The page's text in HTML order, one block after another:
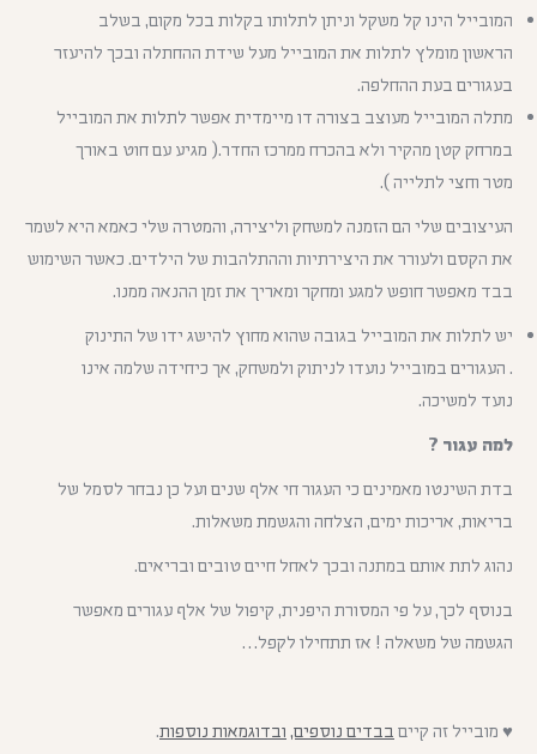
המובייל הינו קל משקל וניתן לתלותו בקלות בכל מקום, בשלב
הראשון מומלץ לתלות את המובייל מעל שידת ההחתלה ובכך להיעזר
בעגורים בעת ההחלפה.
מתלה המובייל מעוצב בצורה דו מיימדית אפשר לתלות את המובייל
במרחק קטן מהקיר ולא בהכרח ממרכז החדר.( מגיע עם חוט באורך
מטר וחצי לתלייה ).
העיצובים שלי הם הזמנה למשחק וליצירה, והמטרה שלי כאמא היא לשמר
את הקסם ולעורר את היצירתיות וההתלהבות של הילדים. כאשר השימוש
בבד מאפשר חופש למגע ומחקר ומאריך את זמן ההנאה ממנו.
יש לתלות את המובייל בגובה שהוא מחוץ להישג ידו של התינוק
. העגורים במובייל נועדו לניתוק ולמשחק, אך כיחידה שלמה אינו
נועד למשיכה.
למה עגור ?
בדת השינטו מאמינים כי העגור חי אלף שנים ועל כן נבחר לסמל של
בריאות, אריכות ימים, הצלחה והגשמת משאלות.
נהוג לתת אותם במתנה ובכך לאחל חיים טובים ובריאים.
בנוסף לכך, על פי המסורת היפנית, קיפול של אלף עגורים מאפשר
הגשמה של משאלה ! אז תתחילו לקפל…
♥ מובייל זה קיים בבדים נוספים, ובדוגמאות נוספות.